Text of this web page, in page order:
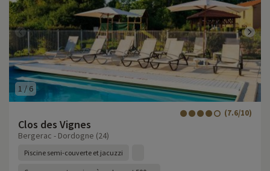
1 / 6
Clos des Vignes
(7.6/10)
Bergerac - Dordogne (24)
Piscine semi-couverte et jacuzzi